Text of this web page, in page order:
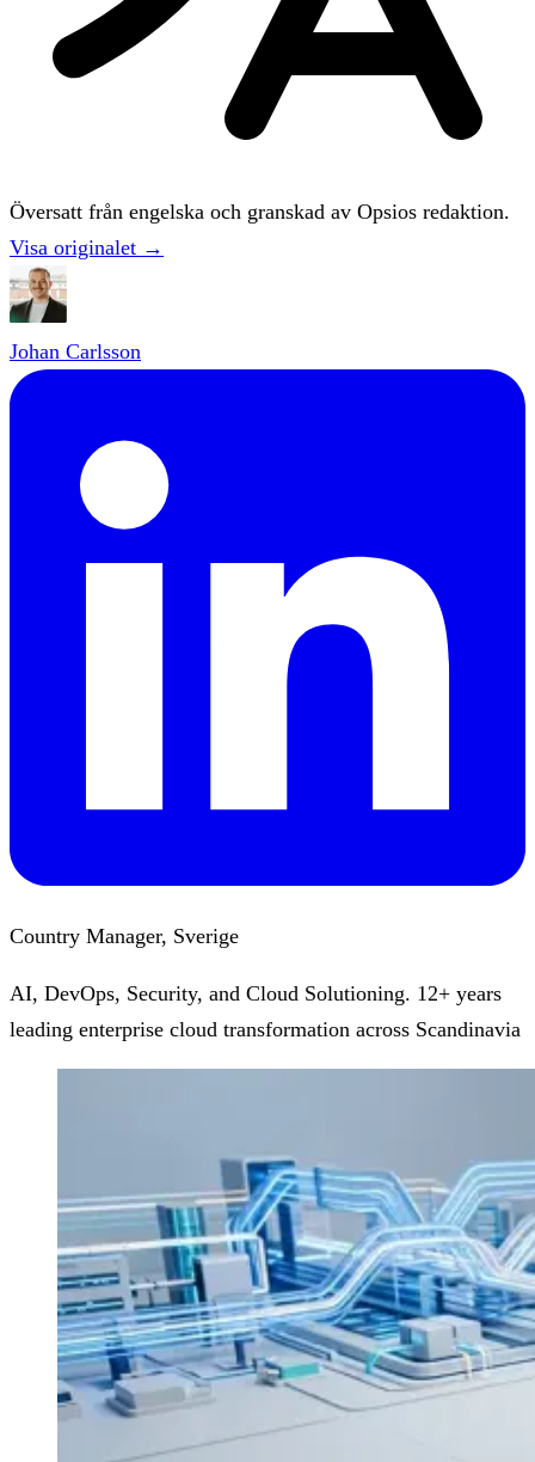
Översatt från engelska och granskad av Opsios redaktion.
Visa originalet →
Johan Carlsson
Country Manager, Sverige
AI, DevOps, Security, and Cloud Solutioning. 12+ years
leading enterprise cloud transformation across Scandinavia